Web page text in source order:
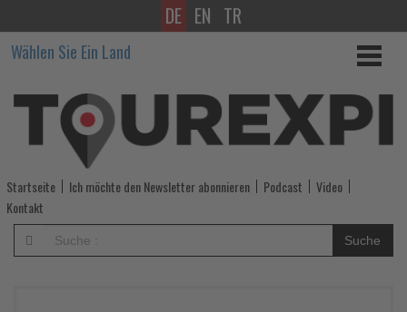
23
Michelin-
Sterne
machen
EUROPAs
Beste
zum
DE EN TR
Wählen Sie Ein Land
Startseite Ich möchte den Newsletter abonnieren Podcast
Video
Kontakt
Suche